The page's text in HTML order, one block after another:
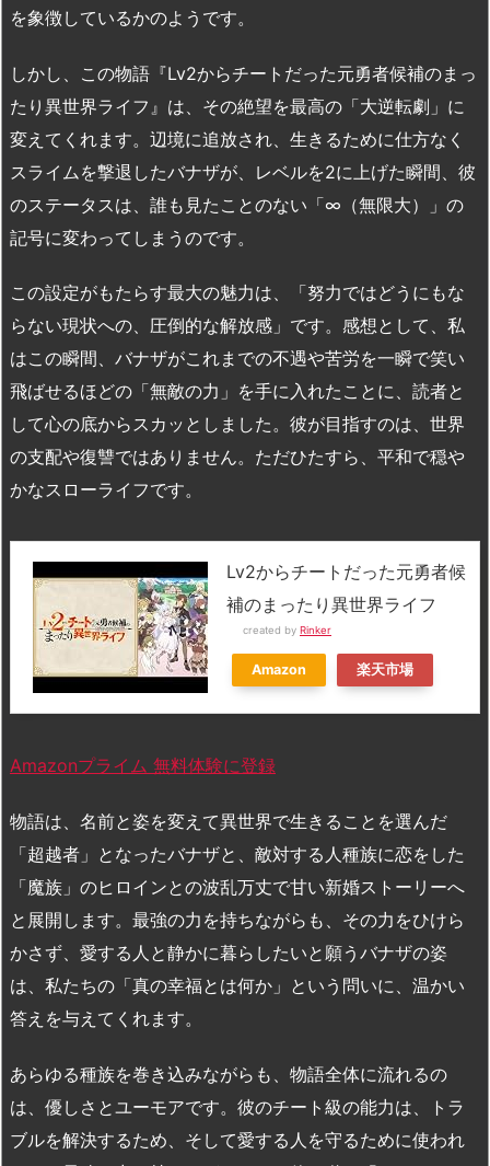
を象徴しているかのようです。
しかし、この物語『Lv2からチートだった元勇者候補のまっ
たり異世界ライフ』は、その絶望を最高の「大逆転劇」に
変えてくれます。辺境に追放され、生きるために仕方なく
スライムを撃退したバナザが、レベルを2に上げた瞬間、彼
のステータスは、誰も見たことのない「∞（無限大）」の
記号に変わってしまうのです。
この設定がもたらす最大の魅力は、「努力ではどうにもな
らない現状への、圧倒的な解放感」です。感想として、私
はこの瞬間、バナザがこれまでの不遇や苦労を一瞬で笑い
飛ばせるほどの「無敵の力」を手に入れたことに、読者と
して心の底からスカッとしました。彼が目指すのは、世界
の支配や復讐ではありません。ただひたすら、平和で穏や
かなスローライフです。
Lv2からチートだった元勇者候
補のまったり異世界ライフ
created by Rinker
Amazon 楽天市場
Amazonプライム 無料体験に登録
物語は、名前と姿を変えて異世界で生きることを選んだ
「超越者」となったバナザと、敵対する人種族に恋をした
「魔族」のヒロインとの波乱万丈で甘い新婚ストーリーへ
と展開します。最強の力を持ちながらも、その力をひけら
かさず、愛する人と静かに暮らしたいと願うバナザの姿
は、私たちの「真の幸福とは何か」という問いに、温かい
答えを与えてくれます。
あらゆる種族を巻き込みながらも、物語全体に流れるの
は、優しさとユーモアです。彼のチート級の能力は、トラ
ブルを解決するため、そして愛する人を守るために使われ